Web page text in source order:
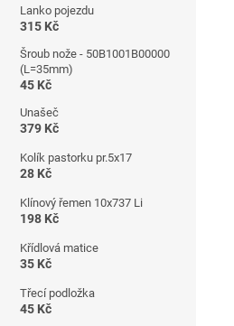
Lanko pojezdu
315 Kč
Šroub nože - 50B1001B00000
(L=35mm)
45 Kč
Unašeč
379 Kč
Kolík pastorku pr.5x17
28 Kč
Klínový řemen 10x737 Li
198 Kč
Křídlová matice
35 Kč
Třecí podložka
45 Kč